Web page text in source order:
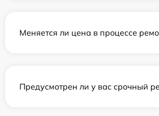
Меняется ли цена в процессе
Предусмотрен ли у вас срочный